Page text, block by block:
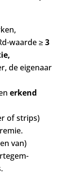
waarde ≥3
de eigenaar
erkend
of strips)
van)